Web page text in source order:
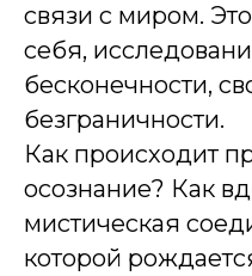
связи с миром.
себя,
бесконечности,
безграничности.
Как происходит
осознание? Как
мистическая
которой